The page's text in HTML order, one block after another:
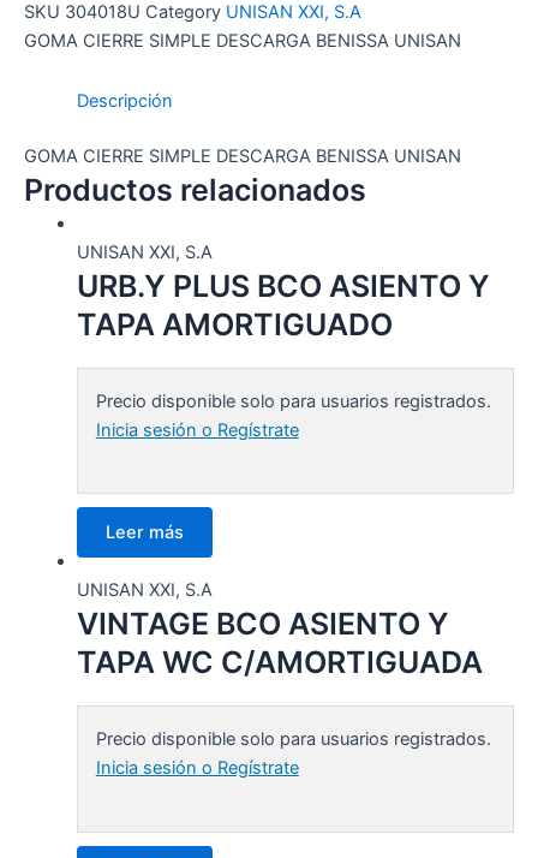
SKU 304018U Category UNISAN XXI, S.A
GOMA CIERRE SIMPLE DESCARGA BENISSA UNISAN
Descripción
GOMA CIERRE SIMPLE DESCARGA BENISSA UNISAN
Productos relacionados
UNISAN XXI, S.A
URB.Y PLUS BCO ASIENTO Y
TAPA AMORTIGUADO
Precio disponible solo para usuarios registrados.
Inicia sesión o Regístrate
Leer más
UNISAN XXI, S.A
VINTAGE BCO ASIENTO Y
TAPA WC C/AMORTIGUADA
Precio disponible solo para usuarios registrados.
Inicia sesión o Regístrate